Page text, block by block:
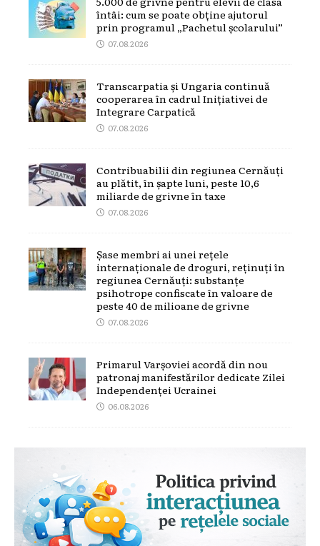
întâi: cum se poate obține ajutorul
prin programul „Pachetul școlarului”
07.08.2026
Transcarpatia și Ungaria continuă
cooperarea în cadrul Inițiativei de
Integrare Carpatică
07.08.2026
Contribuabilii din regiunea Cernăuți
au plătit, în șapte luni, peste 10,6
miliarde de grivne în taxe
07.08.2026
Șase membri ai unei rețele
internaționale de droguri, reținuți în
regiunea Cernăuți: substanțe
psihotrope confiscate în valoare de
peste 40 de milioane de grivne
07.08.2026
Primarul Varșoviei acordă din nou
patronaj manifestărilor dedicate Zilei
Independenței Ucrainei
06.08.2026